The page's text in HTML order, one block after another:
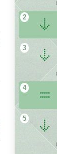
2
3
4
5